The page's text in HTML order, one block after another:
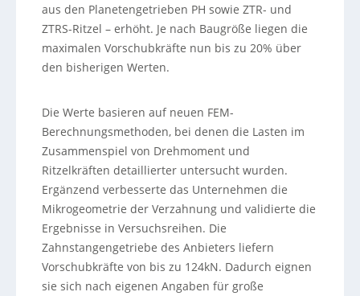
aus den Planetengetrieben PH sowie ZTR- und
ZTRS-Ritzel – erhöht. Je nach Baugröße liegen die
maximalen Vorschubkräfte nun bis zu 20% über
den bisherigen Werten.
Die Werte basieren auf neuen FEM-
Berechnungsmethoden, bei denen die Lasten im
Zusammenspiel von Drehmoment und
Ritzelkräften detaillierter untersucht wurden.
Ergänzend verbesserte das Unternehmen die
Mikrogeometrie der Verzahnung und validierte die
Ergebnisse in Versuchsreihen. Die
Zahnstangengetriebe des Anbieters liefern
Vorschubkräfte von bis zu 124kN. Dadurch eignen
sie sich nach eigenen Angaben für große